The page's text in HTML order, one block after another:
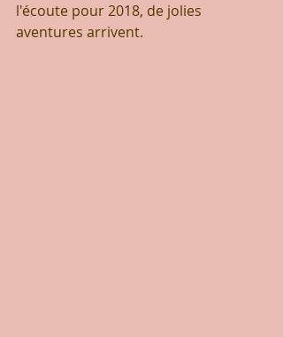
l'écoute pour 2018, de jolies
aventures arrivent.